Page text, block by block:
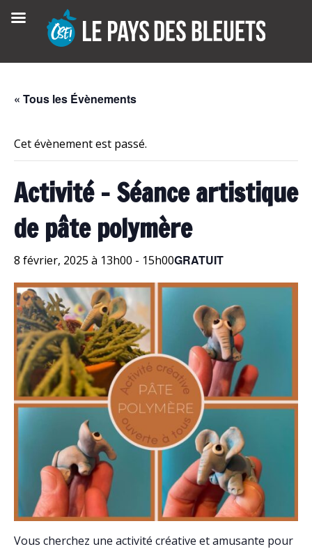
content
« Tous les Évènements
Cet évènement est passé.
Activité – Séance artistique
de pâte polymère
8 février, 2025 à 13h00 - 15h00GRATUIT
Vous cherchez une activité créative et amusante pour